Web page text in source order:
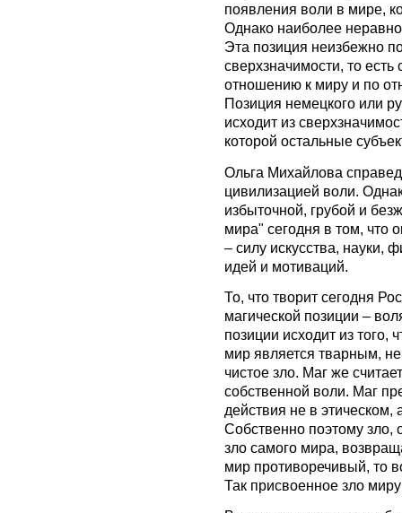
появления воли в мире,
Однако наиболее
Эта позиция неизбежно
сверхзначимости, то
отношению к миру и по
Позиция немецкого или
исходит из
которой остальные
Ольга Михайлова
цивилизацией воли.
избыточной, грубой и
мира" сегодня в том, что
– силу искусства, науки,
идей и мотиваций.
То, что творит сегодня
магической позиции –
позиции исходит из
мир является тварным,
чистое зло. Маг же
собственной воли. Маг
действия не в этическом,
Собственно поэтому
зло самого мира,
мир противоречивый, то
Так присвоенное зло